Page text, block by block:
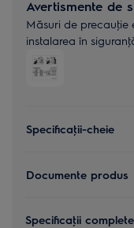
Avertismente de
Măsuri de precauţie
instalarea în
Specificaţii-cheie
Documente produs
Specificaţii complete